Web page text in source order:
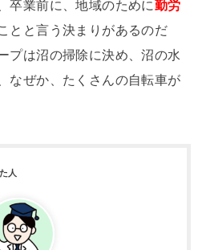
卒業前に、地域のために勤労
とと言う決まりがあるのだ
プは沼の掃除に決め、沼の水
なぜか、たくさんの自転車が